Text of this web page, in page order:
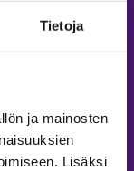
Tietoja
ja mainosten
Lisäksi